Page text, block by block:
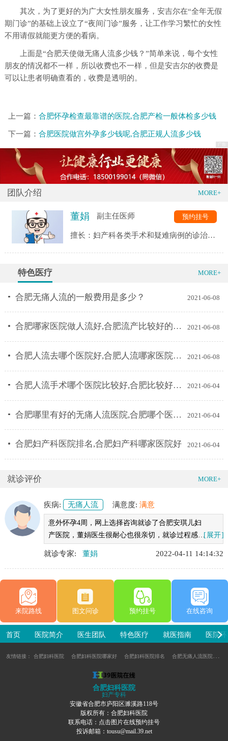
其次，为了更好的为广大女性朋友服务，安吉尔在“全年无假
期门诊”的基础上设立了“夜间门诊”服务，让工作学习繁忙的女性
不用请假就能更方便的看病。
上面是“合肥天使做无痛人流多少钱？”简单来说，每个女性
朋友的情况都不一样，所以收费也不一样，但是安吉尔的收费是
可以让患者明确查看的，收费是透明的。
上一篇：合肥怀孕检查最靠谱的医院,合肥产检一般体检多少钱
下一篇：合肥医院做宫外孕多少钱呢,合肥正规人流多少钱
团队介绍 MORE+
董娟 副主任医师
擅长：妇产科各类手术和疑难病例的诊治，
预约挂号
特色医疗 MORE+
2021-06-08
合肥无痛人流的一般费用是多少？
2021-06-08
合肥哪家医院做人流好,合肥流产比较好的医院
2021-06-08
合肥人流去哪个医院好,合肥人流哪家医院技术比较好
2021-06-04
合肥人流手术哪个医院比较好,合肥比较好的妇产科医院排名
2021-06-04
合肥哪里有好的无痛人流医院,合肥哪个医院做人流技术好
2021-06-04
合肥妇产科医院排名,合肥妇产科哪家医院好
就诊评价 MORE+
疾病: 无痛人流 满意度: 满意
意外怀孕4周，网上选择咨询就诊了合肥安琪儿妇
产医院，董娟医生很耐心也很亲切，就诊过程感觉[展开]
就诊专家: 董娟 2022-04-11 14:14:32
来院路线 图文问诊 预约挂号 在线咨询
首页 医院简介 医生团队 特色医疗 就医指南 医院
友情链接： 合肥妇科医院 合肥妇科医院哪家好 合肥妇科医院排名 合肥无痛人流医院
合肥妇科医院
妇产专科
安徽省合肥市庐阳区濉溪路118号
版权所有：合肥妇科医院
联系电话：点击图片在线预约挂号
投诉邮箱：tousu@mail.39.net